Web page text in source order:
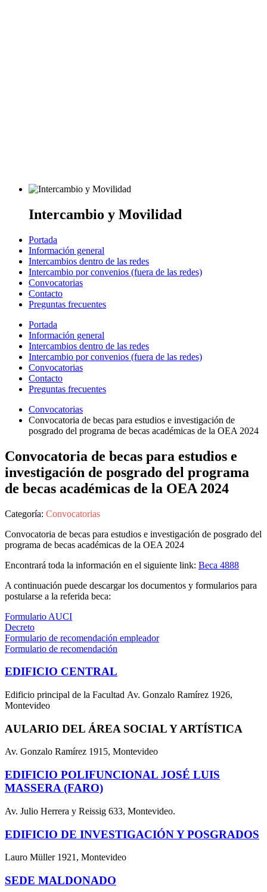
Intercambio y Movilidad
Portada
Información general
Intercambios dentro de las redes
Intercambio por convenios (fuera de las redes)
Convocatorias
Contacto
Preguntas frecuentes
Portada
Información general
Intercambios dentro de las redes
Intercambio por convenios (fuera de las redes)
Convocatorias
Contacto
Preguntas frecuentes
Convocatorias
Convocatoria de becas para estudios e investigación de
posgrado del programa de becas académicas de la OEA 2024
Convocatoria de becas para estudios e
investigación de posgrado del programa
de becas académicas de la OEA 2024
Categoría: Convocatorias
Convocatoria de becas para estudios e investigación de posgrado del
programa de becas académicas de la OEA 2024
Encontrará toda la información en el siguiente link: Beca 4888
A continuación puede descargar los documentos y formularios para
postularse a la referida beca:
Formulario AUCI
Decreto
Formulario de recomendación empleador
Formulario de recomendación
EDIFICIO CENTRAL
Edificio principal de la Facultad Av. Gonzalo Ramírez 1926,
Montevideo
AULARIO DEL ÁREA SOCIAL Y ARTÍSTICA
Av. Gonzalo Ramírez 1915, Montevideo
EDIFICIO POLIFUNCIONAL JOSÉ LUIS
MASSERA (FARO)
Av. Julio Herrera y Reissig 633, Montevideo.
EDIFICIO DE INVESTIGACIÓN Y POSGRADOS
Lauro Müller 1921, Montevideo
SEDE MALDONADO